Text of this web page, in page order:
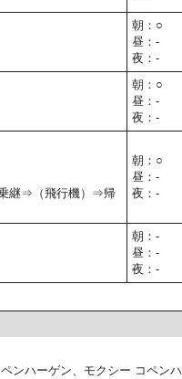
朝：○
昼：-
夜：-
朝：○
昼：-
夜：-
継⇒（飛行機）⇒帰
朝：○
昼：-
夜：-
朝：-
昼：-
夜：-
ハーゲン、モクシー コペンハ